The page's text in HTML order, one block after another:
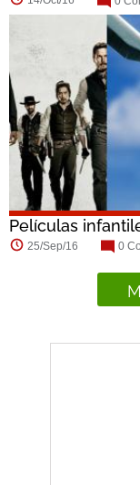
Películas
25/Sep/16 0